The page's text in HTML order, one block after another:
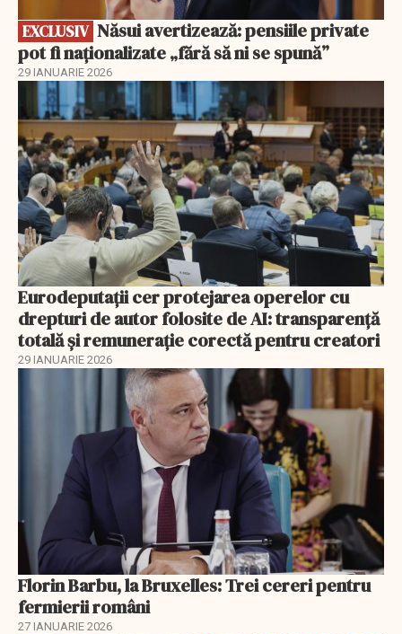
EXCLUSIV
pot fi naționalizate „fără să ni se spună”
29 IANUARIE 2026
Eurodeputații cer protejarea operelor cu
drepturi de autor folosite de AI: transparență
totală și remunerație corectă pentru creatori
29 IANUARIE 2026
Florin Barbu, la Bruxelles: Trei cereri pentru
fermierii români
27 IANUARIE 2026